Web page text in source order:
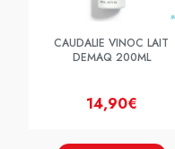
CAUDALIE VINOC LAIT
DEMAQ 200ML
14,90€